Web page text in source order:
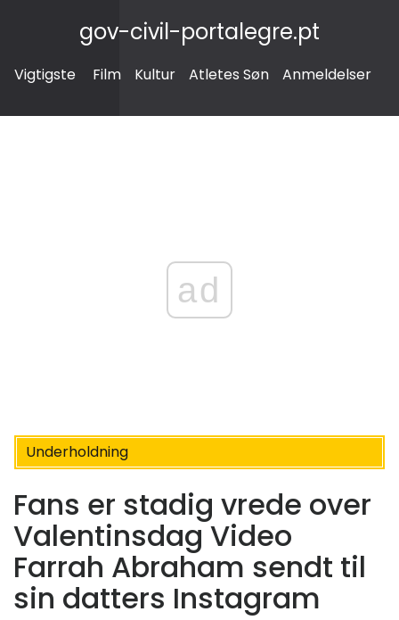
gov-civil-portalegre.pt
Vigtigste Film Kultur Atletes Søn Anmeldelser
ad
Underholdning
Fans er stadig vrede over
Valentinsdag Video
Farrah Abraham sendt til
sin datters Instagram